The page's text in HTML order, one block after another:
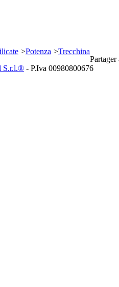
>Potenza >Trecchina
Partager
S.r.l.® - P.Iva 00980800676